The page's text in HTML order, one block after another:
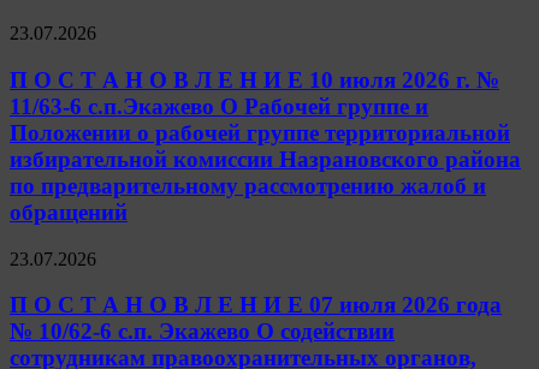
23.07.2026
П О С Т А Н О В Л Е Н И Е 10 июля 2026 г. №
11/63-6 с.п.Экажево О Рабочей группе и
Положении о рабочей группе территориальной
избирательной комиссии Назрановского района
по предварительному рассмотрению жалоб и
обращений
23.07.2026
П О С Т А Н О В Л Е Н И Е 07 июля 2026 года
№ 10/62-6 с.п. Экажево О содействии
сотрудникам правоохранительных органов,